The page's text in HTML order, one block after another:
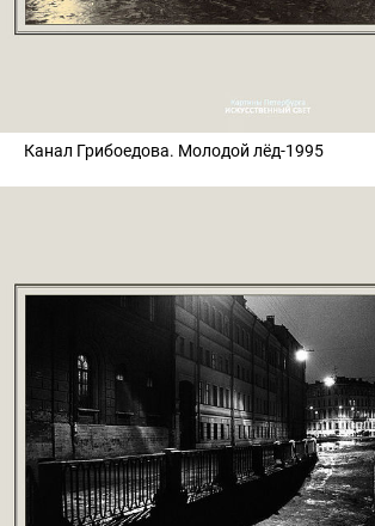
Канал Грибоедова. Молодой лёд-1995